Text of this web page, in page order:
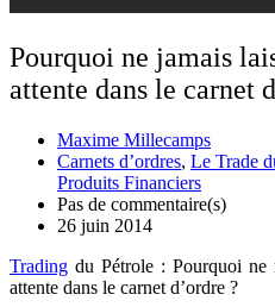
Pourquoi ne jamais
attente dans le carnet
Maxime Millecamps
Carnets d’ordres, Le Trade
Produits Financiers
Pas de commentaire(s)
26 juin 2014
Trading du Pétrole : Pourquoi ne
attente dans le carnet d’ordre ?